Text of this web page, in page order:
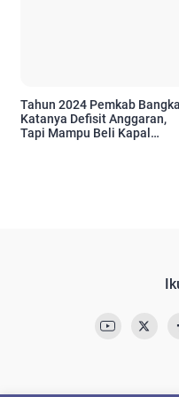
Tahun 2024 Pemkab Bangka
Katanya Defisit Anggaran,
Tapi Mampu Beli Kapal